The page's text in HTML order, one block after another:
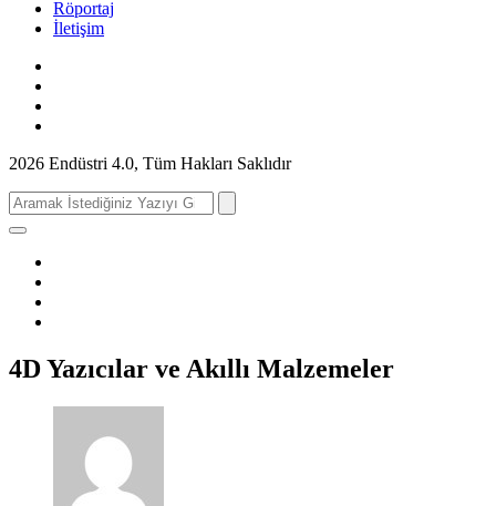
Röportaj
İletişim
2026 Endüstri 4.0, Tüm Hakları Saklıdır
Search
for:
4D Yazıcılar ve Akıllı Malzemeler